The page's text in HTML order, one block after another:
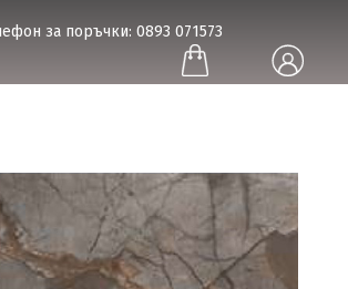
за поръчки: 0893 071573